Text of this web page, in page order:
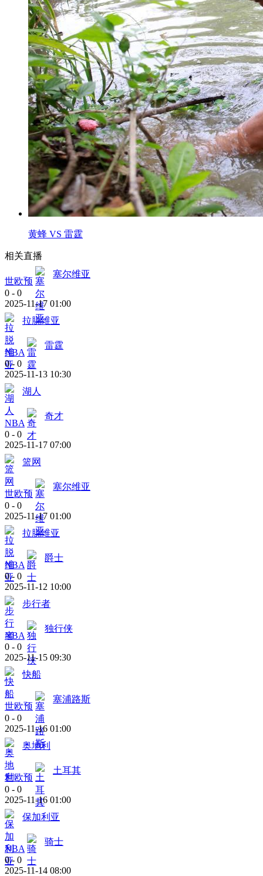
黄蜂 VS 雷霆
相关直播
世欧预
塞尔维亚
0 - 0
2025-11-17 01:00
拉脱维亚
NBA
雷霆
0 - 0
2025-11-13 10:30
湖人
NBA
奇才
0 - 0
2025-11-17 07:00
篮网
世欧预
塞尔维亚
0 - 0
2025-11-17 01:00
拉脱维亚
NBA
爵士
0 - 0
2025-11-12 10:00
步行者
NBA
独行侠
0 - 0
2025-11-15 09:30
快船
世欧预
塞浦路斯
0 - 0
2025-11-16 01:00
奥地利
世欧预
土耳其
0 - 0
2025-11-16 01:00
保加利亚
NBA
骑士
0 - 0
2025-11-14 08:00